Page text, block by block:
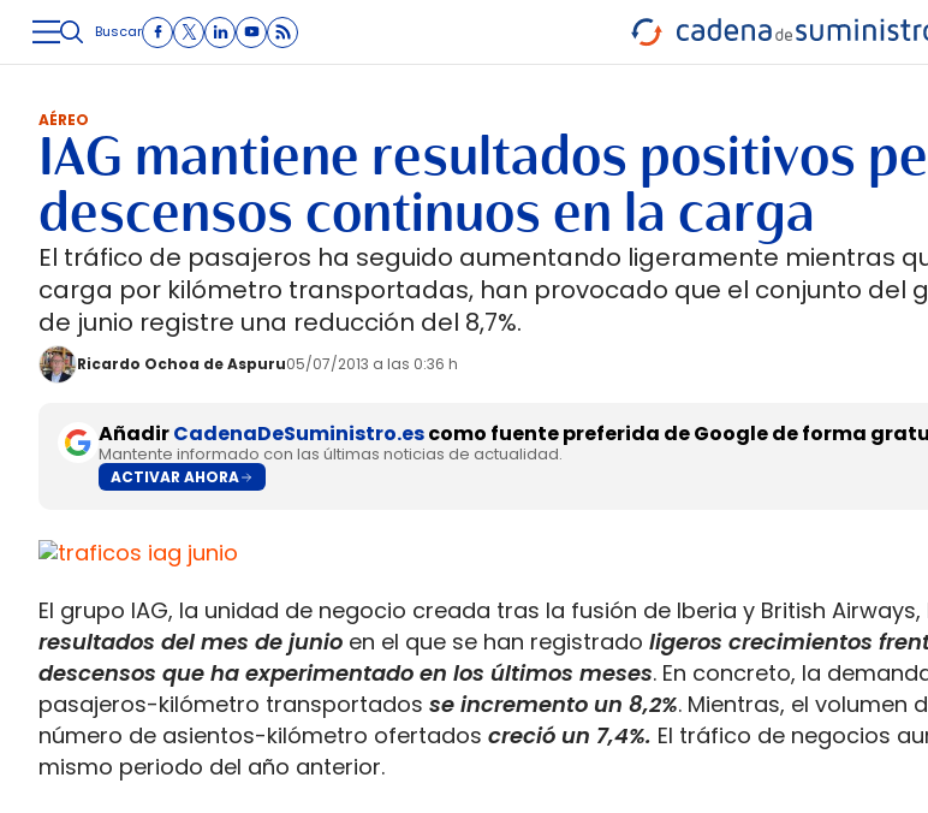
LOGÍSTICA INMOLOGÍSTICA INTRALOGÍSTICA CARRETERA
CARRETERA
MARÍTIMO
Buscar
AÉREO
IAG mantiene resultados positivos
descensos continuos en la carga
El tráfico de pasajeros ha seguido aumentando ligeramente mientras
carga por kilómetro transportadas, han provocado que el conjunto del
de junio registre una reducción del 8,7%.
Ricardo Ochoa de Aspuru05/07/2013 a las 0:36 h
AñadirCadenaDeSuministro.escomo fuente preferida de Google de forma
Mantente informado con las últimas noticias de actualidad.
ACTIVAR AHORA
El grupo IAG, la unidad de negocio creada tras la fusión de Iberia y British
resultados del mes de junio en el que se han registrado ligeros crecimientos
descensos que ha experimentado en los últimos meses. En concreto, la
pasajeros-kilómetro transportados se incremento un 8,2%. Mientras, el volumen
número de asientos-kilómetro ofertados creció un 7,4%. El tráfico de negocios
mismo periodo del año anterior.